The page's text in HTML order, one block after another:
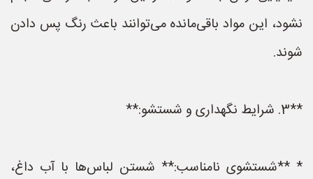
نشود، این مواد باقی‌مانده می‌توانند باعث رنگ پس دادن
شوند.
**3. شرایط نگهداری و شستشو:**
* **شستشوی نامناسب:** شستن لباس‌ها با آب داغ،